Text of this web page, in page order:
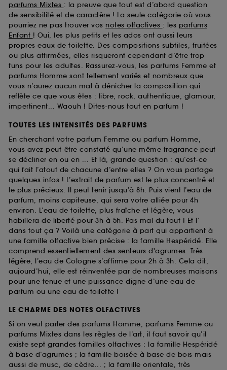
parfums Mixtes : la preuve que tout est d’abord question
de sensibilité et de caractère ! La seule catégorie où vous
pourriez ne pas trouver vos notes olfactives : les parfums
Enfant ! Oui, les plus petits et les ados ont aussi leurs
propres eaux de toilette. Des compositions subtiles, fruitées
ou plus affirmées, elles risqueront cependant d’être trop
funs pour les adultes. Rassurez-vous, les parfums Femme et
parfums Homme sont tellement variés et nombreux que
vous n’aurez aucun mal à dénicher la composition qui
reflète ce que vous êtes : libre, rock, authentique, glamour,
impertinent... Waouh ! Dites-nous tout en parfum !
TOUTES LES INTENSITÉS DES PARFUMS
En cherchant votre parfum Femme ou parfum Homme,
vous avez peut-être constaté qu’une même fragrance peut
se décliner en ou en ... Et là, grande question : qu’est-ce
qui fait l’atout de chacune d’entre elles ? On vous partage
quelques infos ! L’extrait de parfum est le plus concentré et
le plus précieux. Il peut tenir jusqu’à 8h. Puis vient l’eau de
parfum, moins capiteuse, qui sera votre alliée pour 4h
environ. L’eau de toilette, plus fraîche et légère, vous
habillera de liberté pour 3h à 5h. Pas mal du tout ! Et l’
dans tout ça ? Voilà une catégorie à part qui appartient à
une famille olfactive bien précise : la famille Hespéridé. Elle
comprend essentiellement des senteurs d'agrumes. Très
légère, l’eau de Cologne s’affirme pour 2h à 3h. Cela dit,
aujourd’hui, elle est réinventée par de nombreuses maisons
pour une tenue et une puissance digne d’une eau de
parfum ou une eau de toilette !
LE CHARME DES NOTES OLFACTIVES
Si on veut parler des parfums Homme, parfums Femme ou
parfums Mixtes dans les règles de l’art, il faut savoir qu’il
existe sept grandes familles olfactives : la famille Hespéridé
à base d’agrumes ; la famille boisée à base de bois mais
aussi de musc, de cèdre... ; la famille orientale, très